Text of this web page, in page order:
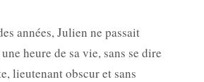
années, Julien ne passait
heure de sa vie, sans se dire
lieutenant obscur et sans